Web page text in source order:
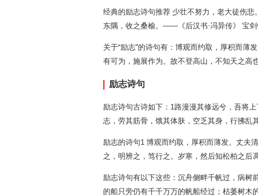
经典的励志诗句推荐 少壮不努力，老大徒伤
东隅，收之桑榆。——《后汉书·冯异传》 宝剑
关于“励志”的诗句有：博观而约取，厚积而
有可为，施展作为。故不登高山，不知天之高
励志诗句
励志诗句古诗如下：1路漫漫其修远兮，吾将
志，劳其筋骨，饿其体肤，空乏其身，行拂乱
励志的诗句1 博观而约取，厚积而薄发。丈夫
之，明辨之，笃行之。岁寒，然后知松柏之后
励志诗句有以下这些：沉舟侧畔千帆过，病
的船只旁仍有千千万万的帆船经过；枯萎树木